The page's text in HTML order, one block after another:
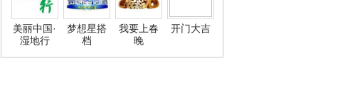
美丽中国·
湿地行
梦想星搭
档
我要上春
晚
开门大吉